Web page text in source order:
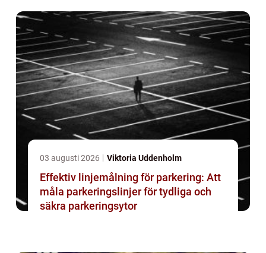
03 augusti 2026 Viktoria Uddenholm
Effektiv linjemålning för parkering: Att
måla parkeringslinjer för tydliga och
säkra parkeringsytor